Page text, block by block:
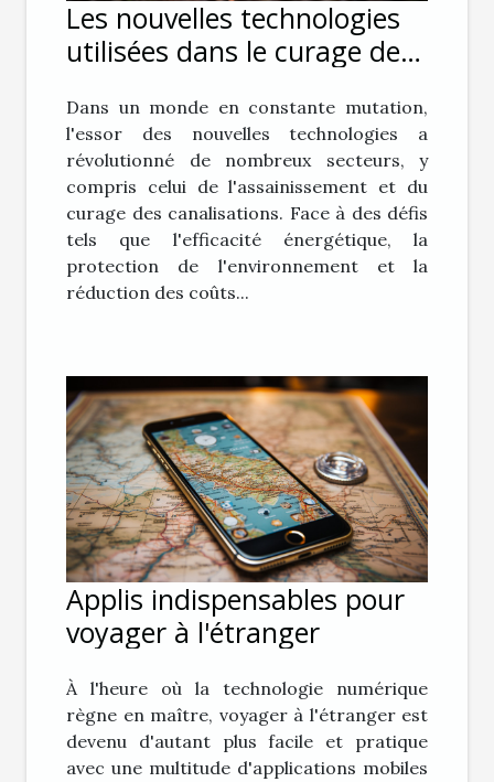
Les nouvelles technologies
utilisées dans le curage des
efficacité accrue
Dans un monde en constante mutation,
l'essor des nouvelles technologies a
révolutionné de nombreux secteurs, y
compris celui de l'assainissement et du
curage des canalisations. Face à des défis
tels que l'efficacité énergétique, la
protection de l'environnement et la
réduction des coûts...
Applis indispensables pour
voyager à l'étranger
À l'heure où la technologie numérique
règne en maître, voyager à l'étranger est
devenu d'autant plus facile et pratique
avec une multitude d'applications mobiles